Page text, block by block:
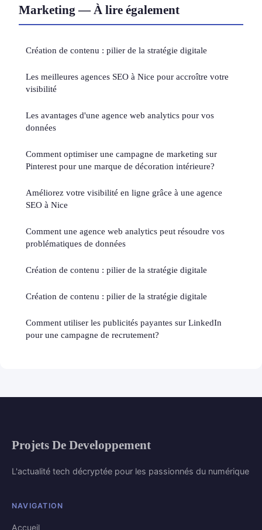
Marketing — À lire également
Création de contenu : pilier de la stratégie digitale
Les meilleures agences SEO à Nice pour accroître votre
visibilité
Les avantages d'une agence web analytics pour vos
données
Comment optimiser une campagne de marketing sur
Pinterest pour une marque de décoration intérieure?
Améliorez votre visibilité en ligne grâce à une agence
SEO à Nice
Comment une agence web analytics peut résoudre vos
problématiques de données
Création de contenu : pilier de la stratégie digitale
Création de contenu : pilier de la stratégie digitale
Comment utiliser les publicités payantes sur LinkedIn
pour une campagne de recrutement?
Projets De Developpement
L'actualité tech décryptée pour les passionnés du numérique
NAVIGATION
Accueil